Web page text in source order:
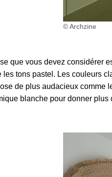
© Archzine
que vous devez considérer
les tons pastel. Les couleurs
de plus audacieux comme
blanche pour donner plus